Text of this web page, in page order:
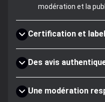
modération et la
Certification et
Des avis
Une modération